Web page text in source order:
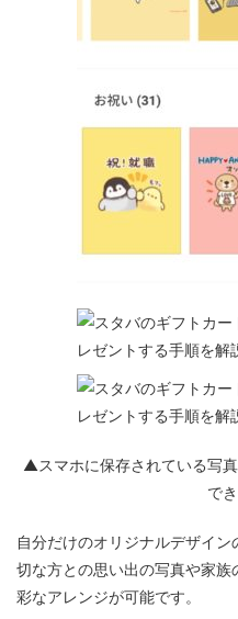
▲スマホに保存されている写
で
自分だけのオリジナルデザイ
切な方との思い出の写真や家
彩なアレンジが可能です。